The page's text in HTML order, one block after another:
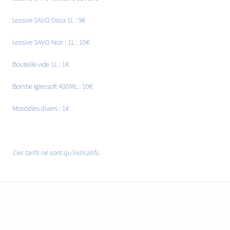
Lessive SAVO Doux 1L : 9€
Lessive SAVO Noir : 1L : 10€
Bouteille vide 1L : 1€
Bombe Igiensoft 400ML : 10€
Monodies divers : 1€
Ces tarifs ne sont qu’indicatifs.